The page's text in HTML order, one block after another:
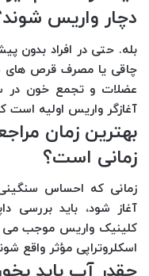
دچار واریس
بله. حتی در افراد بدون
چاقی یا مصرف قرص‌ های
عضلات و تجمع خون در
آغازگر واریس اولیه
بهترین زمان
زمانی است؟
زمانی که احساس
آغاز شود، باید بررسی
کلینیک واریس موجب می‌
اسکلروتراپی مؤثر واقع